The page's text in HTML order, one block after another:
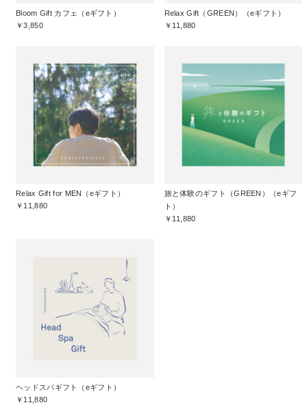
Bloom Gift カフェ（eギフト）
￥3,850
Relax Gift（GREEN）（eギフト）
￥11,880
Relax Gift for MEN（eギフト）
￥11,880
旅と体験のギフト（GREEN）（eギフ
ト）
￥11,880
ヘッドスパギフト（eギフト）
￥11,880